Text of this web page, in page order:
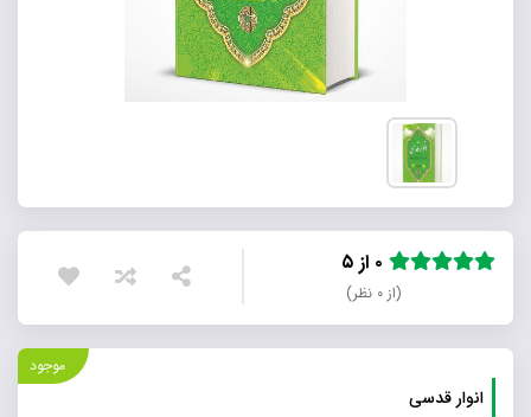
(از ۰ نظر)
موجود
انوار قدسی